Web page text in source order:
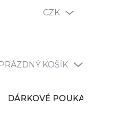
údajů Reklamační řád
CZK
NÁKUPNÍ
PRÁZDNÝ KOŠÍK
DÁRKOVÉ POUKAZY